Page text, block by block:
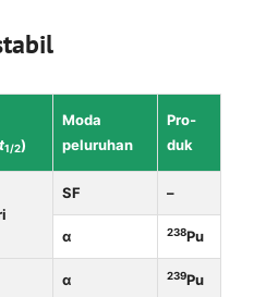
t1/2)
Moda
peluruhan
Pro­
duk
SF –
α 238Pu
α 239Pu